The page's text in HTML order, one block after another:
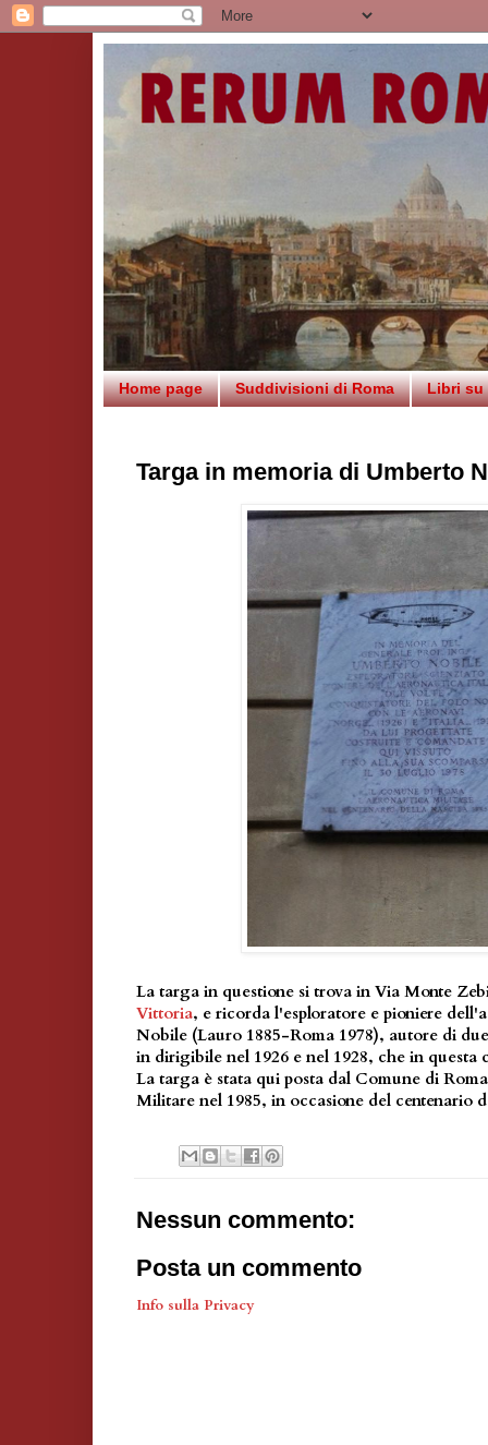
Home page Suddivisioni di Roma Libri su
Targa in memoria di Umberto
La targa in questione si trova in Via Monte
Vittoria, e ricorda l'esploratore e pioniere
Nobile (Lauro 1885-Roma 1978), autore di
in dirigibile nel 1926 e nel 1928, che in questa
La targa è stata qui posta dal Comune di
Militare nel 1985, in occasione del centenario
Nessun commento:
Posta un commento
Info sulla Privacy